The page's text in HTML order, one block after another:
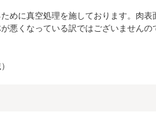
めに真空処理を施しております。肉表
悪くなっている訳ではございませんの